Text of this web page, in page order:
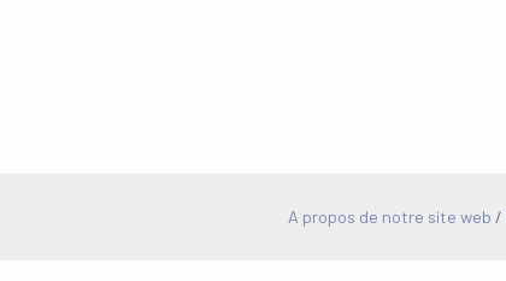
A propos de notre site web /